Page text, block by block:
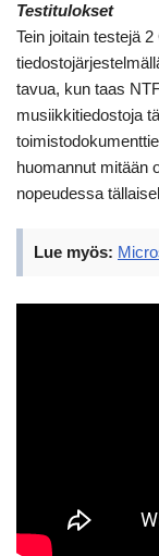
Testitulokset
Tein joitain testejä
tavua, kun taas
musiikkitiedostoja
huomannut mitään
nopeudessa
Lue myös: